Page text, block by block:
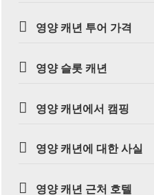
영양 캐년 투어 가격
영양 슬롯 캐년
영양 캐년에서 캠핑
영양 캐년에 대한 사실
영양 캐년 근처 호텔